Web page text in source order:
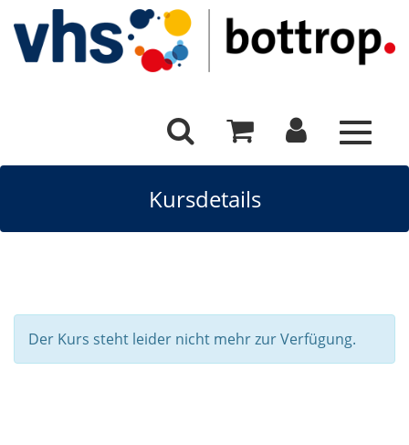
Toggle
Kursdetails
Der Kurs steht leider nicht mehr zur Verfügung.